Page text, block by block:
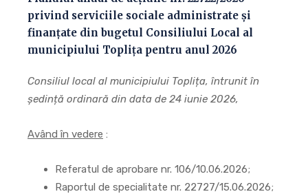
privind serviciile sociale administrate și
finanțate din bugetul Consiliului Local al
municipiului Topliţa pentru anul 2026
Consiliul local al municipiului Toplița, întrunit în
ședință ordinară din data de 24 iunie 2026,
Având în vedere :
Referatul de aprobare nr. 106/10.06.2026;
Raportul de specialitate nr. 22727/15.06.2026;